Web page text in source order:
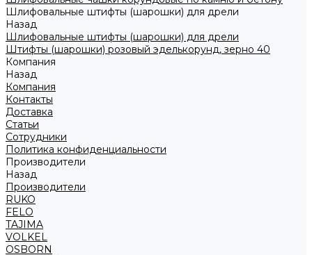
Шлифовальные штифты (шарошки) для дрели
Назад
Шлифовальные штифты (шарошки) для дрели
Штифты (шарошки) розовый эделькорунд, зерно 40
Компания
Назад
Компания
Контакты
Доставка
Статьи
Сотрудники
Политика конфиденциальности
Производители
Назад
Производители
RUKO
FELO
TAJIMA
VOLKEL
OSBORN